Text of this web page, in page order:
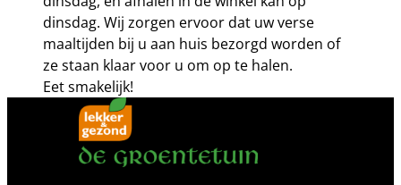
dinsdag. Wij zorgen ervoor dat uw verse
maaltijden bij u aan huis bezorgd worden of
ze staan klaar voor u om op te halen.
Eet smakelijk!